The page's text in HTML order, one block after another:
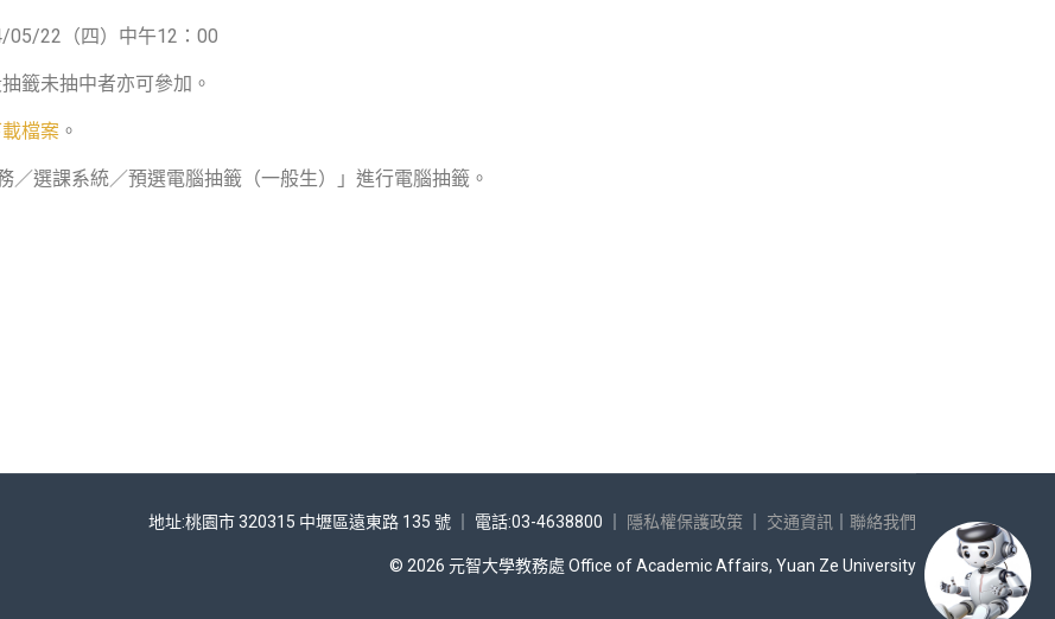
05/22（四）中午12：00
籤未抽中者亦可參加。
檔案 。
選課系統／預選電腦抽籤（一般生）」進行電腦抽籤。
地址:桃園市 320315 中壢區遠東路 135 號 ｜ 電話:03-4638800 ｜ 隱私權保護政策 交通資訊 聯絡我們
© 2026 元智大學教務處 Office of Academic Affairs, Yuan Ze University